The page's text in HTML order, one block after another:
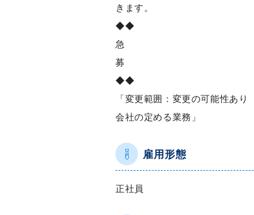
きます。
◆◆
急
募
◆◆
「変更範囲：変更の可能性あり
会社の定める業務」
雇用形態
正社員